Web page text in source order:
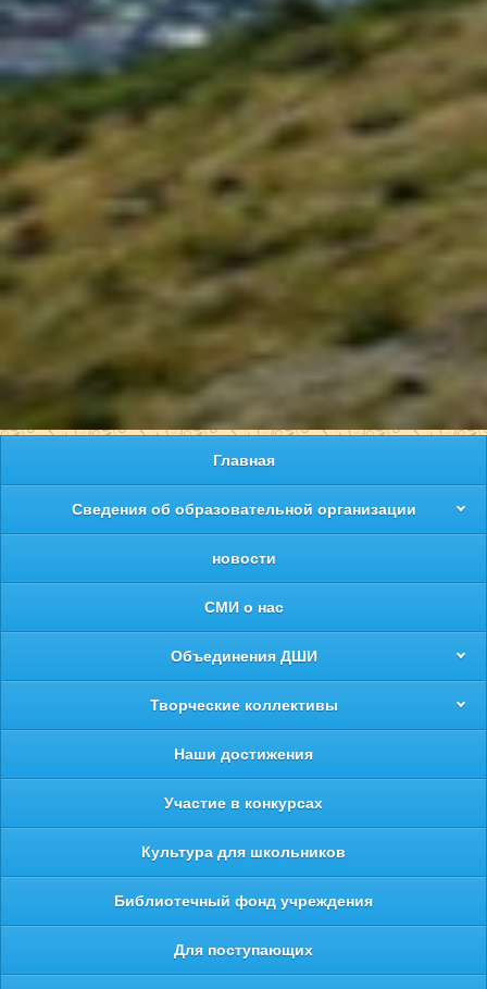
Главная
Сведения об образовательной организации
новости
СМИ о нас
Объединения ДШИ
Творческие коллективы
Наши достижения
Участие в конкурсах
Культура для школьников
Библиотечный фонд учреждения
Для поступающих